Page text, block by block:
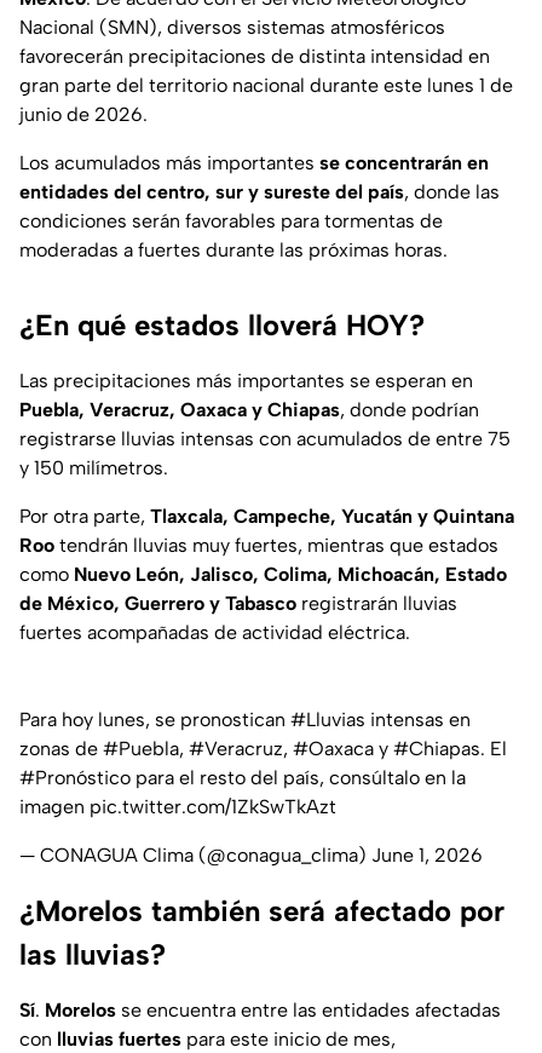
Nacional (SMN), diversos sistemas atmosféricos
favorecerán precipitaciones de distinta intensidad en
gran parte del territorio nacional durante este lunes 1 de
junio de 2026.
Los acumulados más importantes se concentrarán en
entidades del centro, sur y sureste del país, donde las
condiciones serán favorables para tormentas de
moderadas a fuertes durante las próximas horas.
¿En qué estados lloverá HOY?
Las precipitaciones más importantes se esperan en
Puebla, Veracruz, Oaxaca y Chiapas, donde podrían
registrarse lluvias intensas con acumulados de entre 75
y 150 milímetros.
Por otra parte, Tlaxcala, Campeche, Yucatán y Quintana
Roo tendrán lluvias muy fuertes, mientras que estados
como Nuevo León, Jalisco, Colima, Michoacán, Estado
de México, Guerrero y Tabasco registrarán lluvias
fuertes acompañadas de actividad eléctrica.
Para hoy lunes, se pronostican #Lluvias intensas en
zonas de #Puebla, #Veracruz, #Oaxaca y #Chiapas. El
#Pronóstico para el resto del país, consúltalo en la
imagen pic.twitter.com/1ZkSwTkAzt
— CONAGUA Clima (@conagua_clima) June 1, 2026
¿Morelos también será afectado por
las lluvias?
Sí. Morelos se encuentra entre las entidades afectadas
con lluvias fuertes para este inicio de mes,